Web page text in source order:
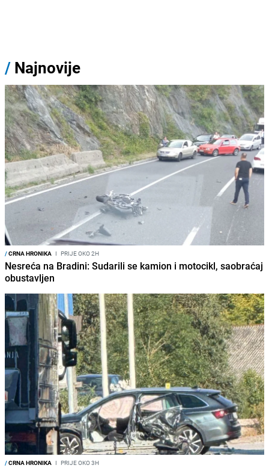
/ Najnovije
/CRNA HRONIKA I PRIJE OKO 2H
Nesreća na Bradini: Sudarili se kamion i motocikl, saobraćaj
obustavljen
/CRNA HRONIKA I PRIJE OKO 3H